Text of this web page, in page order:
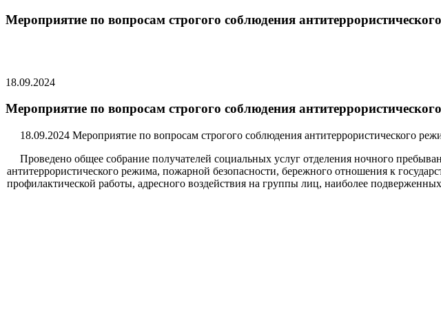
Мероприятие по вопросам строгого соблюдения
18.09.2024
Мероприятие по вопросам строгого соблюдения
18.09.2024Мероприятие по вопросам строгого соблюдения антитеррористического
Проведено общее собрание получателей социальных услуг отделения ночного
антитеррористического режима, пожарной безопасности, бережного отношения к
профилактической работы, адресного воздействия на группы лиц, наиболее